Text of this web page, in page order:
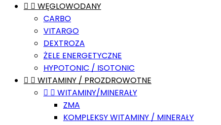
  WĘGLOWODANY
CARBO
VITARGO
DEXTROZA
ŻELE ENERGETYCZNE
HYPOTONIC / ISOTONIC
  WITAMINY / PROZDROWOTNE
  WITAMINY/MINERAŁY
ZMA
KOMPLEKSY WITAMINY / MINERAŁY